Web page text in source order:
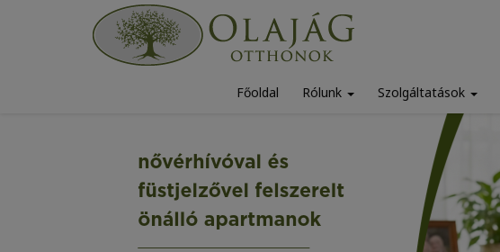
Főoldal Rólunk Szolgáltatások